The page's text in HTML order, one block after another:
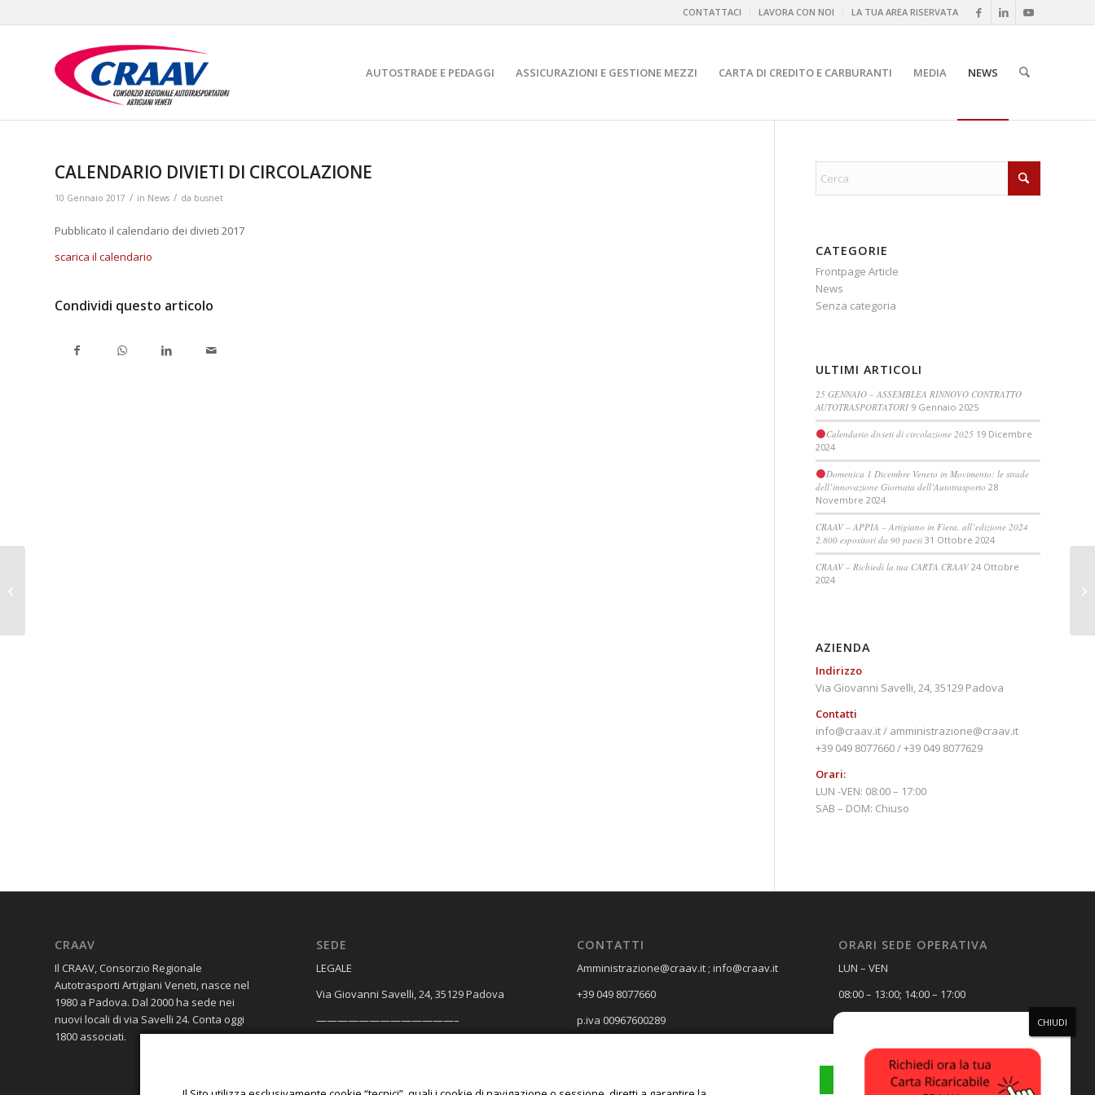
CONTATTACI LAVORA CON NOI LA TUA AREA RISERVATA
AUTOSTRADE E PEDAGGI ASSICURAZIONI E GESTIONE MEZZI CARTA DI CREDITO E CARBURANTI MEDIA NEWS
CALENDARIO DIVIETI DI CIRCOLAZIONE
10 Gennaio 2017 / in News / da busnet
Pubblicato il calendario dei divieti 2017
scarica il calendario
Condividi questo articolo
CATEGORIE
Frontpage Article
News
Senza categoria
ULTIMI ARTICOLI
25 GENNAIO – ASSEMBLEA RINNOVO CONTRATTO
AUTOTRASPORTATORI 9 Gennaio 2025
Calendario divieti di circolazione 2025 19 Dicembre
2024
Domenica 1 Dicembre Veneto in Movimento: le strade
dell’innovazione Giornata dell’Autotrasporto 28
Novembre 2024
CRAAV – APPIA – Artigiano in Fiera, all’edizione 2024
2.800 espositori da 90 paesi 31 Ottobre 2024
CRAAV – Richiedi la tua CARTA CRAAV 24 Ottobre
2024
AZIENDA
Indirizzo
Via Giovanni Savelli, 24, 35129 Padova
Contatti
info@craav.it / amministrazione@craav.it
+39 049 8077660 / +39 049 8077629
Orari:
LUN -VEN: 08:00 – 17:00
SAB – DOM: Chiuso
CRAAV
Il CRAAV, Consorzio Regionale
Autotrasporti Artigiani Veneti, nasce nel
1980 a Padova. Dal 2000 ha sede nei
nuovi locali di via Savelli 24. Conta oggi
1800 associati.
SEDE
​LEGALE
Via Giovanni Savelli, 24, 35129 Padova
—————————————–
CONTATTI
Amministrazione@craav.it ; info@craav.it
+39 049 8077660
p.iva 00967600289
ORARI SEDE OPERATIVA
LUN – VEN
08:00 – 13:00; 14:00 – 17:00
Chiuso
ACCETTA